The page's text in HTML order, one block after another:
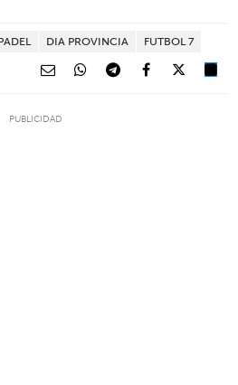
DIA PROVINCIA FUTBOL 7